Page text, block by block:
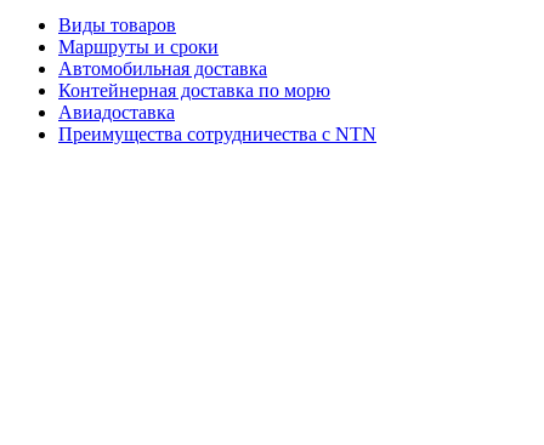
Виды товаров
Маршруты и сроки
Автомобильная доставка
Контейнерная доставка по морю
Авиадоставка
Преимущества сотрудничества с NTN